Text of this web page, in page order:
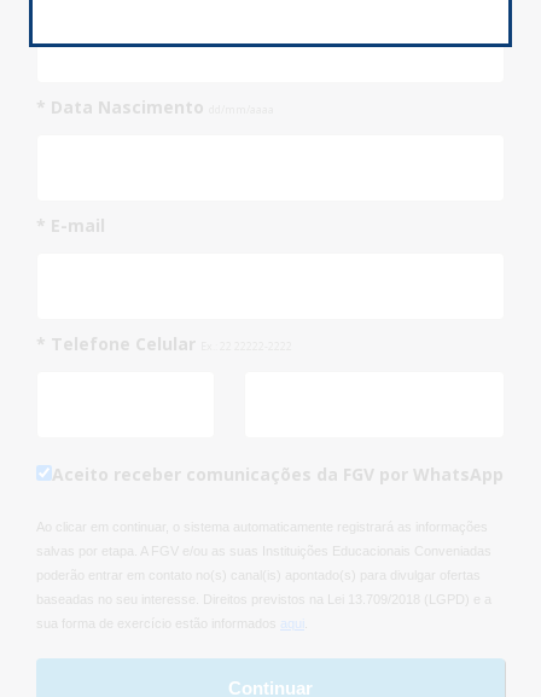
* Data Nascimento
* E-mail
* Telefone Celular
Aceito receber comunicações da FGV por WhatsApp
Ao clicar em continuar, o sistema automaticamente registrará as informações
salvas por etapa. A FGV e/ou as suas Instituições Educacionais Conveniadas
poderão entrar em contato no(s) canal(is) apontado(s) para divulgar ofertas
baseadas no seu interesse. Direitos previstos na Lei 13.709/2018 (LGPD) e a
sua forma de exercício estão informados
aqui
Continuar